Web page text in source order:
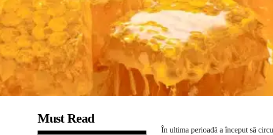
Must Read
În ultima perioadă a început să